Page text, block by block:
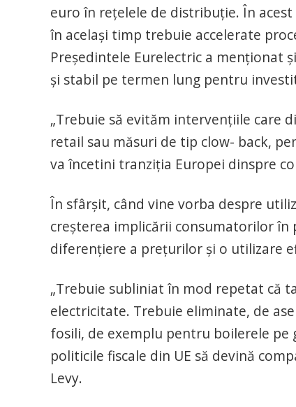
euro în reţelele de distribuţie. În
în acelaşi timp trebuie accelerate
Preşedintele Eurelectric a menţionat
şi stabil pe termen lung pentru
„Trebuie să evităm intervenţiile care
retail sau măsuri de tip clow- back,
va încetini tranziţia Europei dinspre
În sfârşit, când vine vorba despre
creşterea implicării consumatorilor
diferenţiere a preţurilor şi o utilizare
„Trebuie subliniat în mod repetat că
electricitate. Trebuie eliminate, de
fosili, de exemplu pentru boilerele pe
politicile fiscale din UE să devină
Levy.